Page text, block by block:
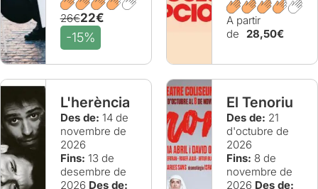
26€22€
-15%
A partir
de
28,50€
L'herència
Des de: 14 de
novembre de
2026
Fins: 13 de
desembre de
2026 Des de:
El Tenoriu
Des de: 21
d'octubre de
2026
Fins: 8 de
novembre de
2026 Des de: